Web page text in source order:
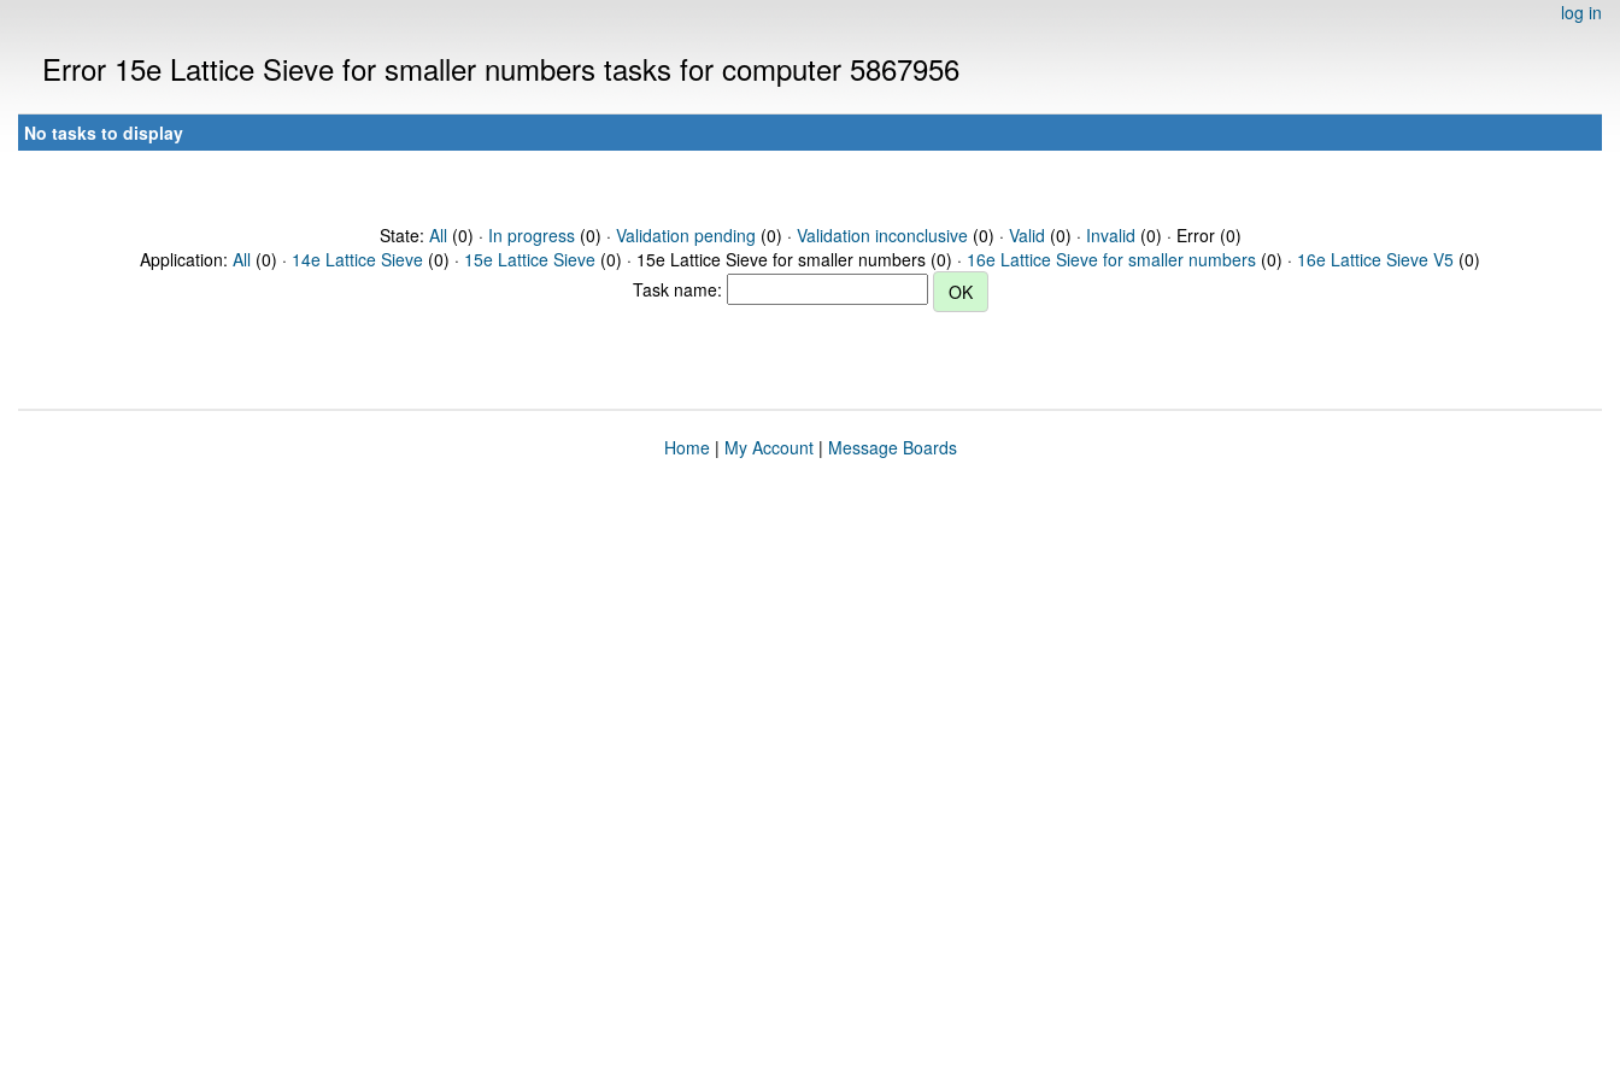
log in
Error 15e Lattice Sieve for smaller numbers tasks for computer 5867956
No tasks to display
State: All(0) · In progress(0) · Validation pending (0) · Validation inconclusive(0) · Valid (0) · Invalid (0) · Error (0)
Application: All (0) · 14e Lattice Sieve (0) · 15e Lattice Sieve (0) · 15e Lattice Sieve for smaller numbers (0) · 16e Lattice Sieve for smaller numbers (0) · 16e Lattice Sieve V5 (0)
Task name:
Home| My Account| Message Boards